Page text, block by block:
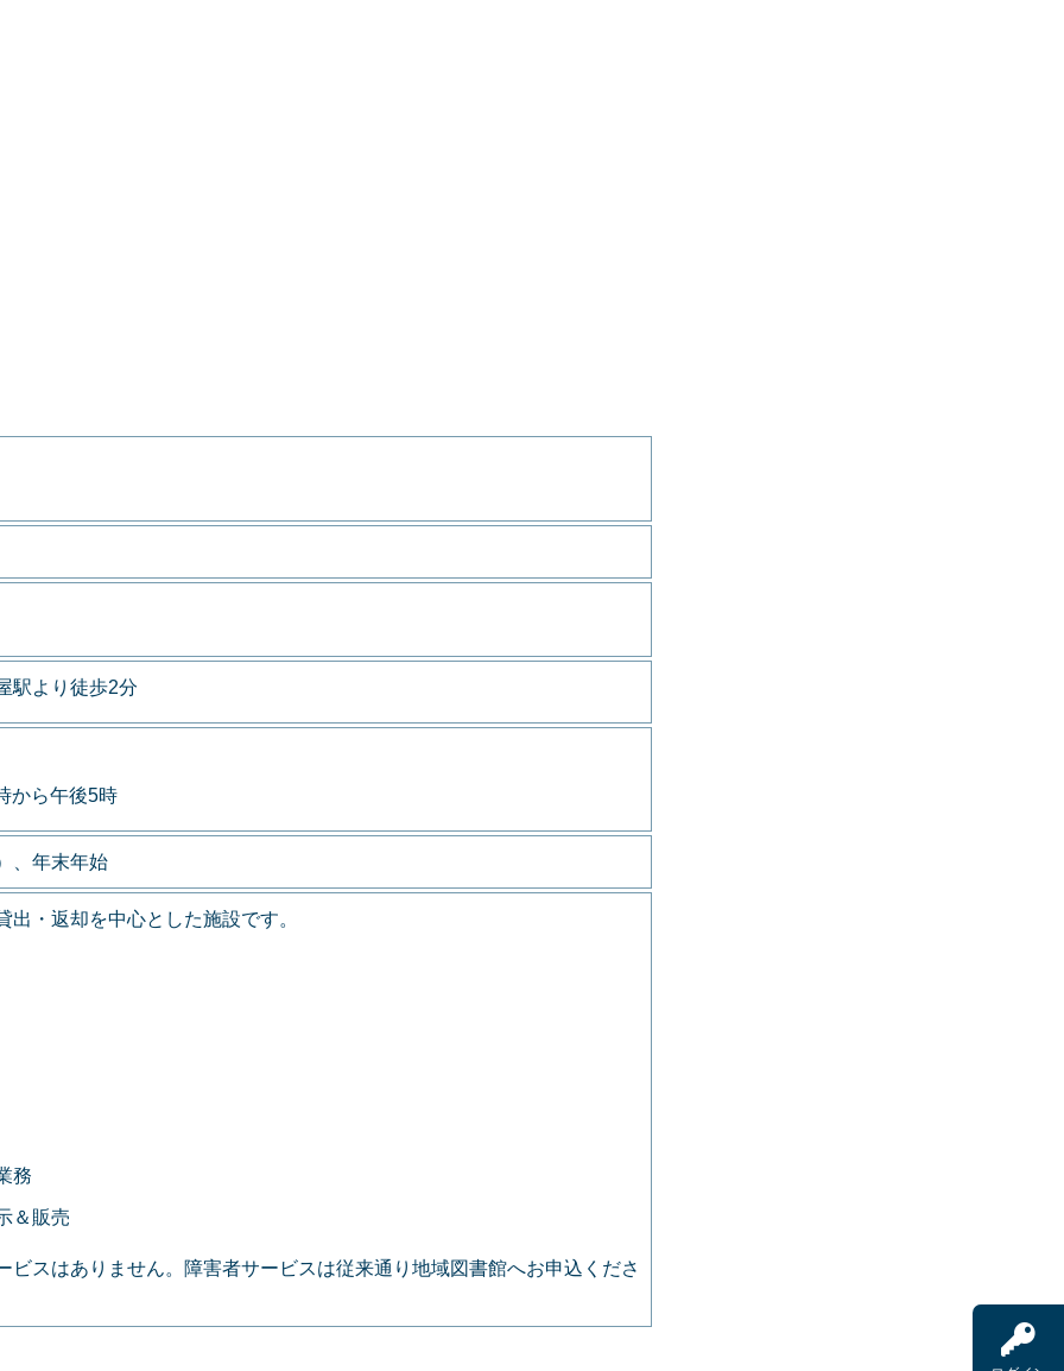
駅より徒歩2分
から午後5時
、年末年始
・返却を中心とした施設です。
務
＆販売
ビスはありません。障害者サービスは従来通り地域図書館へお申込くださ